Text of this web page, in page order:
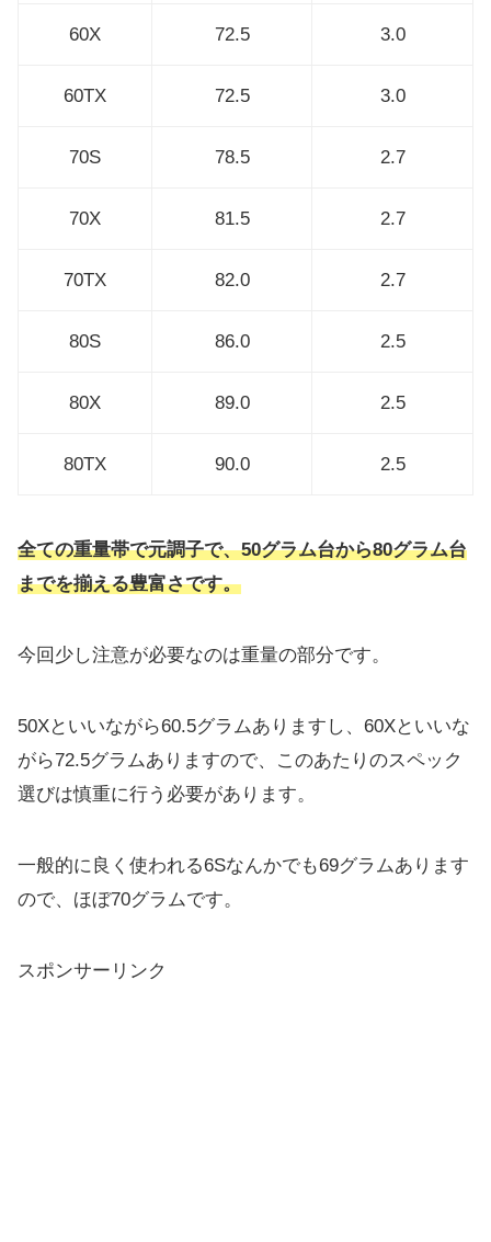
60X 72.5 3.0
60TX 72.5 3.0
70S 78.5 2.7
70X 81.5 2.7
70TX 82.0 2.7
80S 86.0 2.5
80X 89.0 2.5
80TX 90.0 2.5
全ての重量帯で元調子で、50グラム台から80グラム台
までを揃える豊富さです。
今回少し注意が必要なのは重量の部分です。
50Xといいながら60.5グラムありますし、60Xといいな
がら72.5グラムありますので、
このあたりのスペック
選びは慎重に行う必要があります。
一般的に良く使われる6Sなんかでも69グラムあります
ので、 ほぼ70グラムです。
スポンサーリンク